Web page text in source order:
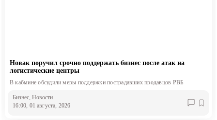
Новак поручил срочно поддержать бизнес после атак на
логистические центры
В кабмине обсудили меры поддержки пострадавших продавцов РВБ
Бизнес, Новости
16:00, 01 августа, 2026